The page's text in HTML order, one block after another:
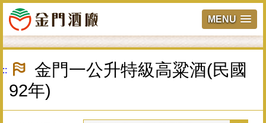
MENU
跳
主
:::
金門一公升特級高粱酒(民國
92年)